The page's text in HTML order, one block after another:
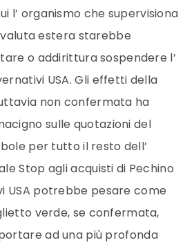
l’ organismo che supervisiona
estera starebbe
o addirittura sospendere l’
USA. Gli effetti della
non confermata ha
sulle quotazioni del
per tutto il resto dell’
Stop agli acquisti di Pechino
USA potrebbe pesare come
verde, se confermata,
ad una più profonda